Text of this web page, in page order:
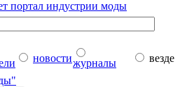
новостижурналы
везде